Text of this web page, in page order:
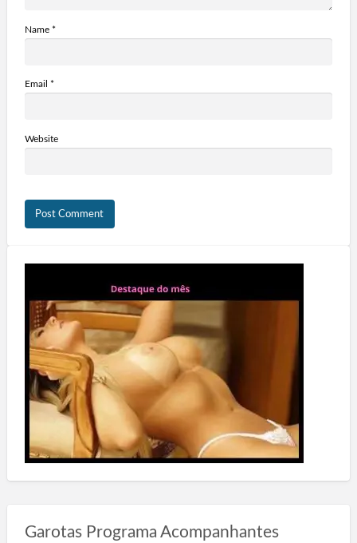
Name *
Email *
Website
Garotas Programa Acompanhantes